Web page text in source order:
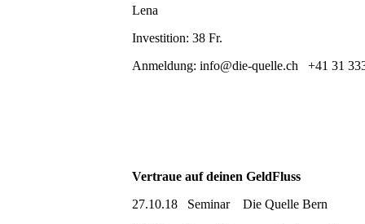
Lena
Investition: 38 Fr.
Anmeldung: info@die-quelle.ch +41 31
Vertraue auf deinen GeldFluss
27.10.18 Seminar Die Quelle Bern